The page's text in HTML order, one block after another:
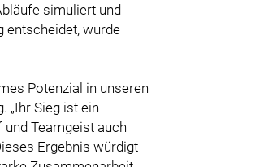
simuliert und
entscheidet, wurde
Potenzial in unseren
„Ihr Sieg ist ein
Teamgeist auch
Ergebnis würdigt